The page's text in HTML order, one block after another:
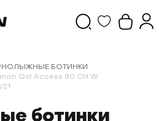
БОТИНКИ
Qst Access 80 CH W
ботинки